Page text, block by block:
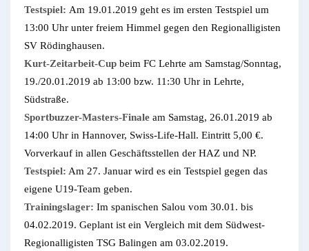
Testspiel: Am 19.01.2019 geht es im ersten Testspiel um
13:00 Uhr unter freiem Himmel gegen den Regionalligisten
SV Rödinghausen.
Kurt-Zeitarbeit-Cup beim FC Lehrte am Samstag/Sonntag,
19./20.01.2019 ab 13:00 bzw. 11:30 Uhr in Lehrte,
Südstraße.
Sportbuzzer-Masters-Finale am Samstag, 26.01.2019 ab
14:00 Uhr in Hannover, Swiss-Life-Hall. Eintritt 5,00 €.
Vorverkauf in allen Geschäftsstellen der HAZ und NP.
Testspiel: Am 27. Januar wird es ein Testspiel gegen das
eigene U19-Team geben.
Trainingslager: Im spanischen Salou vom 30.01. bis
04.02.2019. Geplant ist ein Vergleich mit dem Südwest-
Regionalligisten TSG Balingen am 03.02.2019.